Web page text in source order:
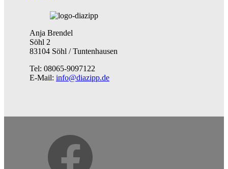
Anja Brendel
Söhl 2
83104 Söhl / Tuntenhausen
Tel: 08065-9097122
E-Mail: info@diazipp.de